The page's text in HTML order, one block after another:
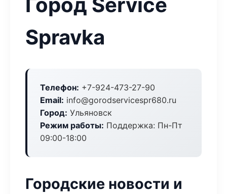
Spravka
Телефон: +7-924-473-27-90
Email: info@gorodservicespr680.ru
Город: Ульяновск
Режим работы: Поддержка: Пн-Пт
09:00-18:00
Городские новости и